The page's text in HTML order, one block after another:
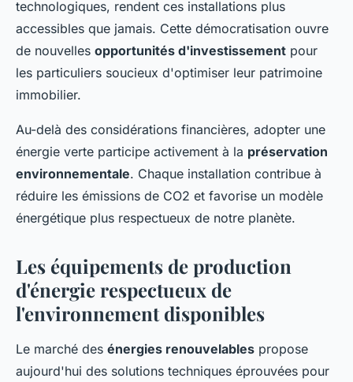
technologiques, rendent ces installations plus
accessibles que jamais. Cette démocratisation ouvre
de nouvelles opportunités d'investissement pour
les particuliers soucieux d'optimiser leur patrimoine
immobilier.
Au-delà des considérations financières, adopter une
énergie verte participe activement à la préservation
environnementale. Chaque installation contribue à
réduire les émissions de CO2 et favorise un modèle
énergétique plus respectueux de notre planète.
Les équipements de production
d'énergie respectueux de
l'environnement disponibles
Le marché des énergies renouvelables propose
aujourd'hui des solutions techniques éprouvées pour